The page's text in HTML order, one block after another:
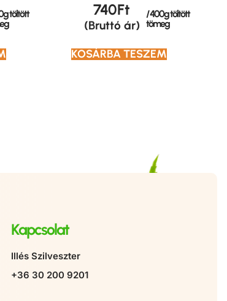
töltött
740Ft
(Bruttó ár)
/ 400g töltött
tömeg
KOSÁRBA TESZEM
Kapcsolat
Illés Szilveszter
+36 30 200 9201